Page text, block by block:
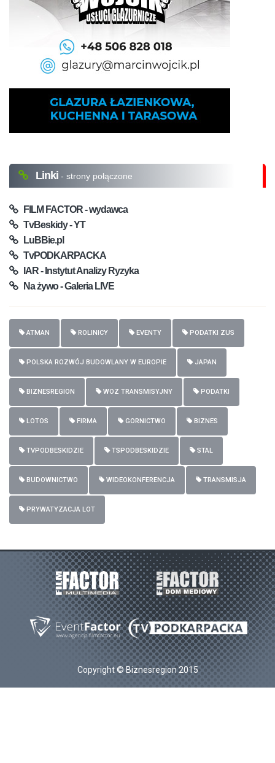
Linki - strony połączone
FILM FACTOR - wydawca
TvBeskidy - YT
LuBBie.pl
TvPODKARPACKA
IAR - Instytut Analizy Ryzyka
Na żywo - Galeria LIVE
ATMAN ROLINICY EVENTY PODATKI ZUS
POLSKA ROZWÓJ BUDOWLANY W EUROPIE JAPAN
BIZNESREGION WOZ TRANSMISYJNY PODATKI
LOTOS FIRMA GORNICTWO BIZNES
TVPODBESKIDZIE TSPODBESKIDZIE STAL
BUDOWNICTWO WIDEOKONFERENCJA TRANSMISJA
PRYWATYZACJA LOT
Copyright © Biznesregion 2015